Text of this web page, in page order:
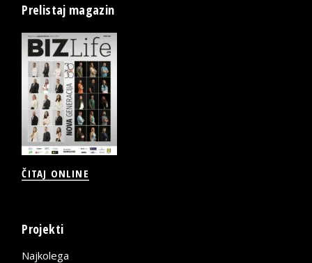
Prelistaj magazin
ČITAJ ONLINE
Projekti
Najkolega